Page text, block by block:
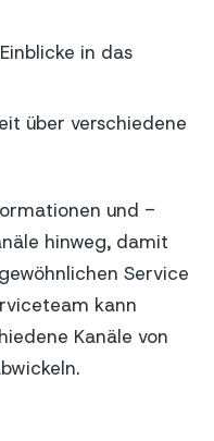
in das
über verschiedene
und -
hinweg, damit
Service
kann
Kanäle von